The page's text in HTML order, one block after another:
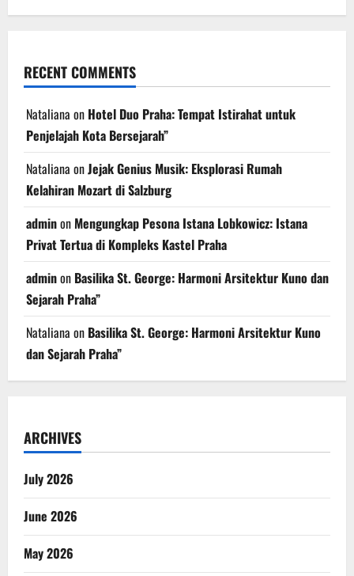
RECENT COMMENTS
Nataliana on Hotel Duo Praha: Tempat Istirahat untuk
Penjelajah Kota Bersejarah”
Nataliana onJejak Genius Musik: Eksplorasi Rumah
Kelahiran Mozart di Salzburg
adminon Mengungkap Pesona Istana Lobkowicz: Istana
Privat Tertua di Kompleks Kastel Praha
adminon Basilika St. George: Harmoni Arsitektur Kuno dan
Sejarah Praha”
Nataliana on Basilika St. George: Harmoni Arsitektur Kuno
dan Sejarah Praha”
ARCHIVES
July 2026
June 2026
May 2026